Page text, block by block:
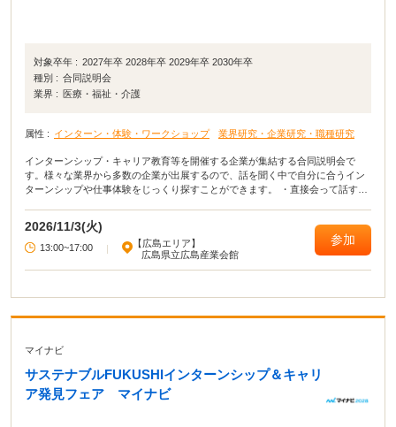
対象卒年 : 2027年卒 2028年卒 2029年卒 2030年卒
種別 : 合同説明会
業界 :
医療・福祉・介護
属性 : インターン・体験・ワークショップ 業界研究・企業研究・職種研究
インターンシップ・キャリア教育等を開催する企業が集結する合同説明会で
す。様々な業界から多数の企業が出展するので、話を聞く中で自分に合うイン
ターンシップや仕事体験をじっくり探すことができます。 ・直接会って話すこ
2026/11/3(火)
13:00~17:00 |
【広島エリア】
広島県立広島産業会館
参加
マイナビ
サステナブルFUKUSHIインターンシップ＆キャリ
ア発見フェア マイナビ